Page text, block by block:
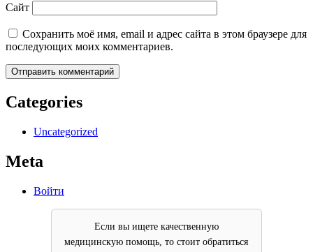
Сайт
Сохранить моё имя, email и адрес сайта в этом браузере для
последующих моих комментариев.
Categories
Uncategorized
Meta
Войти
Если вы ищете качественную
медицинскую помощь, то стоит обратиться